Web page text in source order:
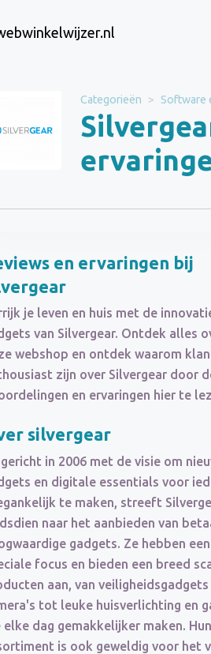
Categorieën Software
Categorie
Software en
programmas
en ervaringen bij
je leven en huis met de
van Silvergear. Ontdek alles
webshop en ontdek waarom
zijn over Silvergear door
en ervaringen hier te
silvergear
in 2006 met de visie om
en digitale essentials voor
te maken, streeft
naar het aanbieden van
gadgets. Ze hebben een
focus en bieden een breed
aan, van
tot leuke huisverlichting en
elke dag gemakkelijker maken. Hun
is ook geweldig voor het